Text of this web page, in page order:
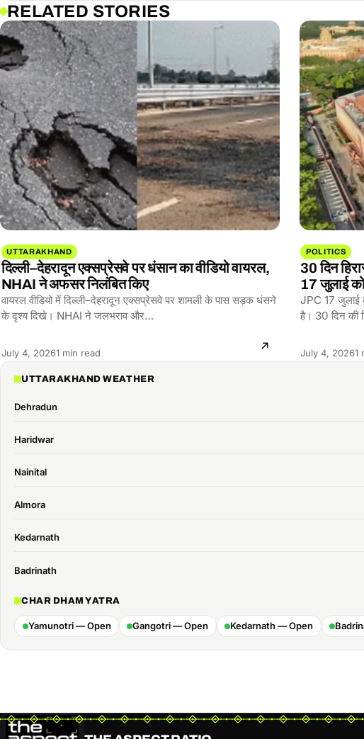
RELATED STORIES
UTTARAKHAND
दिल्ली–देहरादून एक्सप्रेसवे पर धंसान का वीडियो वायरल,
NHAI ने अफसर निलंबित किए
वायरल वीडियो में दिल्ली–देहरादून एक्सप्रेसवे पर शामली के पास सड़क धंसने
के दृश्य दिखे। NHAI ने जलभराव और…
July 4, 2026Reading
1 min read
POLITICS
30 दिन
17 जुलाई
JPC 17 जुलाई
है। 30 दिन की
July 4, 20261
UTTARAKHAND WEATHER
Dehradun
Haridwar
Nainital
Almora
Kedarnath
Badrinath
CHAR DHAM YATRA
Yamunotri — Open Gangotri — Open Kedarnath — Open